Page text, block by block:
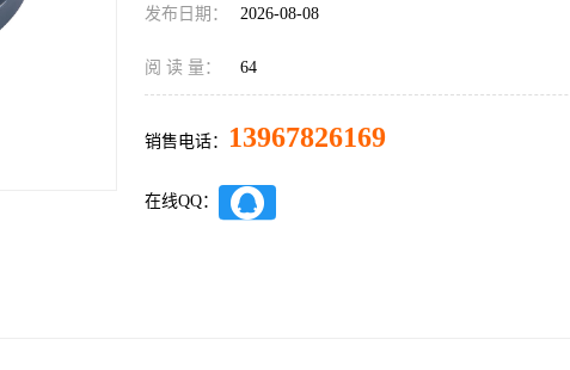
发布日期： 2026-08-08
阅 读 量： 64
销售电话： 13967826169
在线QQ：